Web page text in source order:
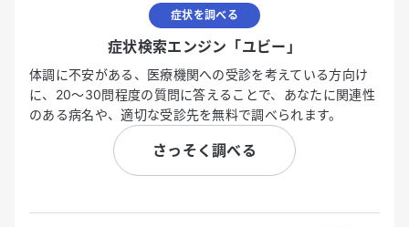
症状を調べる
症状検索エンジン「ユビー」
体調に不安がある、医療機関への受診を考えている方向け
に、20〜30問程度の質問に答えることで、あなたに関連性
のある病名や、適切な受診先を無料で調べられます。
さっそく調べる